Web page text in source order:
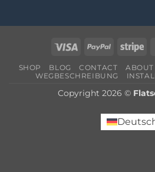
Visa PayPal
SHOP BLOG CONTACT ABOUT
WEGBESCHREIBUNG
Copyright 2026 ©